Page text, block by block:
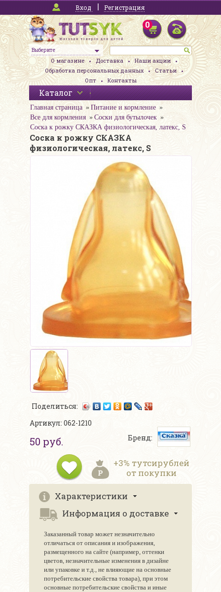
Вход Регистрация
Выберите
0
О магазине Доставка
Наши акции
Обработка персональных данных
Статьи
Опт
Контакты
Каталог
Главная страница
Питание и кормление
Все для кормления
Соски для бутылочек
Соска к рожку СКАЗКА физиологическая, латекс, S
Соска к рожку СКАЗКА
физиологическая, латекс, S
Поделиться:
Артикул: 062-1210
50 руб. Бренд:
+3% тутсирублей
от покупки
Характеристики
Информация о доставке
Заказанный товар может незначительно
отличаться от описания и изображения,
размещенного на сайте (например, оттенки
цветов, незначительные изменения в дизайне
или упаковке и т.д., не влияющие на основные
потребительские свойства товара), при этом
основные потребительские свойства и иные